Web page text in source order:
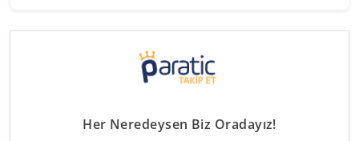
Her Neredeysen Biz Oradayız!